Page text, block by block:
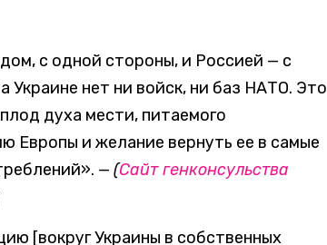
с одной стороны, и Россией — с
Украине нет ни войск, ни баз НАТО. Это
духа мести, питаемого
Европы и желание вернуть ее в самые
— (Сайт генконсульства
[вокруг Украины в собственных